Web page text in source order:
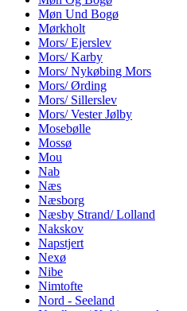
Møn Und Bogø
Mørkholt
Mors/ Ejerslev
Mors/ Karby
Mors/ Nykøbing Mors
Mors/ Ørding
Mors/ Sillerslev
Mors/ Vester Jølby
Mosebølle
Mossø
Mou
Nab
Næs
Næsborg
Næsby Strand/ Lolland
Nakskov
Napstjert
Nexø
Nibe
Nimtofte
Nord - Seeland